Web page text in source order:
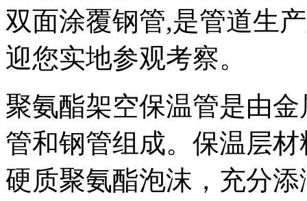
双面涂覆钢管,是管道生
迎您实地参观考察。
聚氨酯架空保温管是由
管和钢管组成。保温层
硬质聚氨酯泡沫，充分